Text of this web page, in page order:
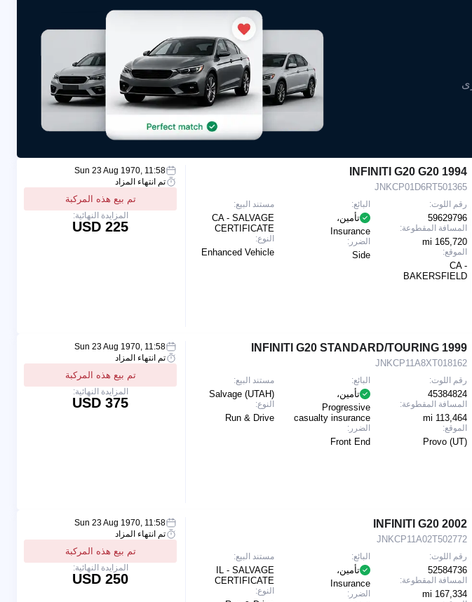
1994 INFINITI G20 G20
JNKCP01D6RT501365
رقم اللوت:
59629796
المسافة المقطوعة:
165,720 mi
الموقع:
CA -
BAKERSFIELD
البائع:
تأمين،
Insurance
الضرر:
Side
مستند البيع:
CA - SALVAGE
CERTIFICATE
النوع:
Enhanced Vehicle
Sun 23 Aug 1970, 11:58
تم انتهاء المزاد
تم بيع هذه المركبة
المزايدة النهائية:
225 USD
1999 INFINITI G20 STANDARD/TOURING
JNKCP11A8XT018162
رقم اللوت:
45384824
المسافة المقطوعة:
113,464 mi
الموقع:
Provo (UT)
البائع:
تأمين،
Progressive
casualty insurance
الضرر:
Front End
مستند البيع:
Salvage (UTAH)
النوع:
Run & Drive
Sun 23 Aug 1970, 11:58
تم انتهاء المزاد
تم بيع هذه المركبة
المزايدة النهائية:
375 USD
2002 INFINITI G20
JNKCP11A02T502772
رقم اللوت:
52584736
المسافة المقطوعة:
167,334 mi
البائع:
تأمين،
Insurance
الضرر:
مستند البيع:
IL - SALVAGE
CERTIFICATE
النوع:
Sun 23 Aug 1970, 11:58
تم انتهاء المزاد
تم بيع هذه المركبة
المزايدة النهائية:
250 USD